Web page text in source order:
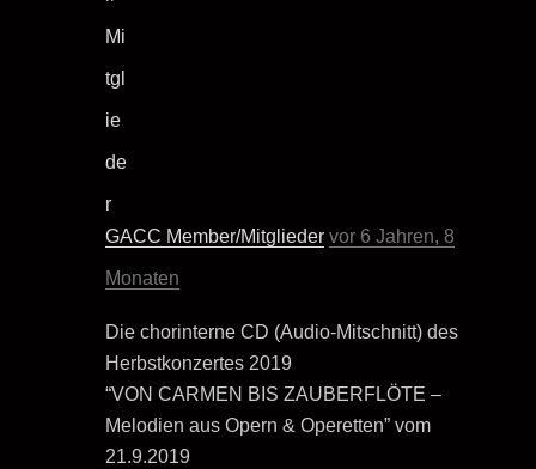
GACC Member/Mitglieder vor 6 Jahren, 8
Monaten
Die chorinterne CD (Audio-Mitschnitt) des
Herbstkonzertes 2019
“VON CARMEN BIS ZAUBERFLÖTE –
Melodien aus Opern & Operetten” vom
21.9.2019